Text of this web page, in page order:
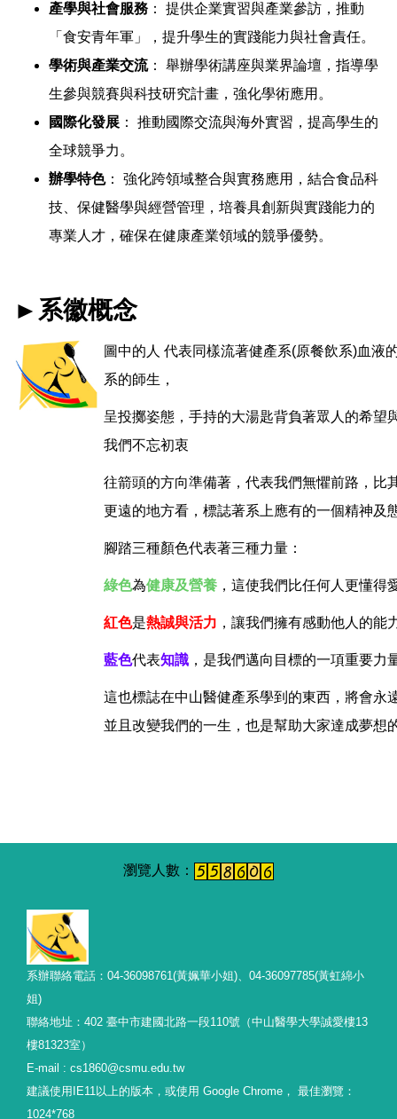
產學與社會服務 ： 提供企業實習與產業參訪，推動
「食安青年軍」，提升學生的實踐能力與社會責任。
學術與產業交流： 舉辦學術講座與業界論壇，指導學
生參與競賽與科技研究計畫，強化學術應用。
國際化發展 ： 推動國際交流與海外實習，提高學生的
全球競爭力。
辦學特色： 強化跨領域整合與實務應用，結合食品科
技、保健醫學與經營管理，培養具創新與實踐能力的
專業人才，確保在健康產業領域的競爭優勢。
► 系徽概念
圖中的人 代表同樣流著健產系(原餐飲系)血液
系的師生，
呈投擲姿態，手持的大湯匙背負著眾人的希望
我們不忘初衷
往箭頭的方向準備著，代表我們無懼前路，比
更遠的地方看，標誌著系上應有的一個精神及
腳踏三種顏色代表著三種力量：
綠色為健康及營養 ，這使我們比任何人更懂得
紅色是熱誠與活力 ，讓我們擁有感動他人的能
藍色代表知識 ，是我們邁向目標的一項重要力
這也標誌在中山醫健產系學到的東西，將會永
並且改變我們的一生，也是幫助大家達成夢想
系辦聯絡電話：04-36098761(黃姵華小姐)、04-36097785(黃虹綿小
姐)
聯絡地址：402 臺中市建國北路一段110號（中山醫學大學誠愛樓13
樓81323室）
E-mail : cs1860@csmu.edu.tw
建議使用IE11以上的版本，或使用 Google Chrome， 最佳瀏覽：
1024*768